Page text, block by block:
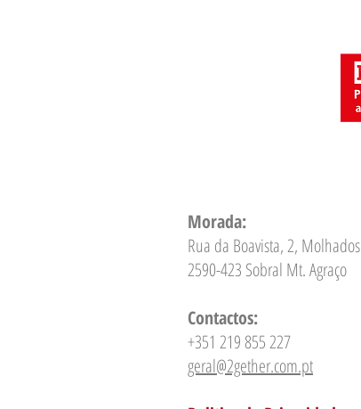
Morada:
Rua da Boavista, 2, Molhados
2590-423 Sobral Mt. Agraço
Contactos:
+351 219 855 227
geral@2gether.com.pt